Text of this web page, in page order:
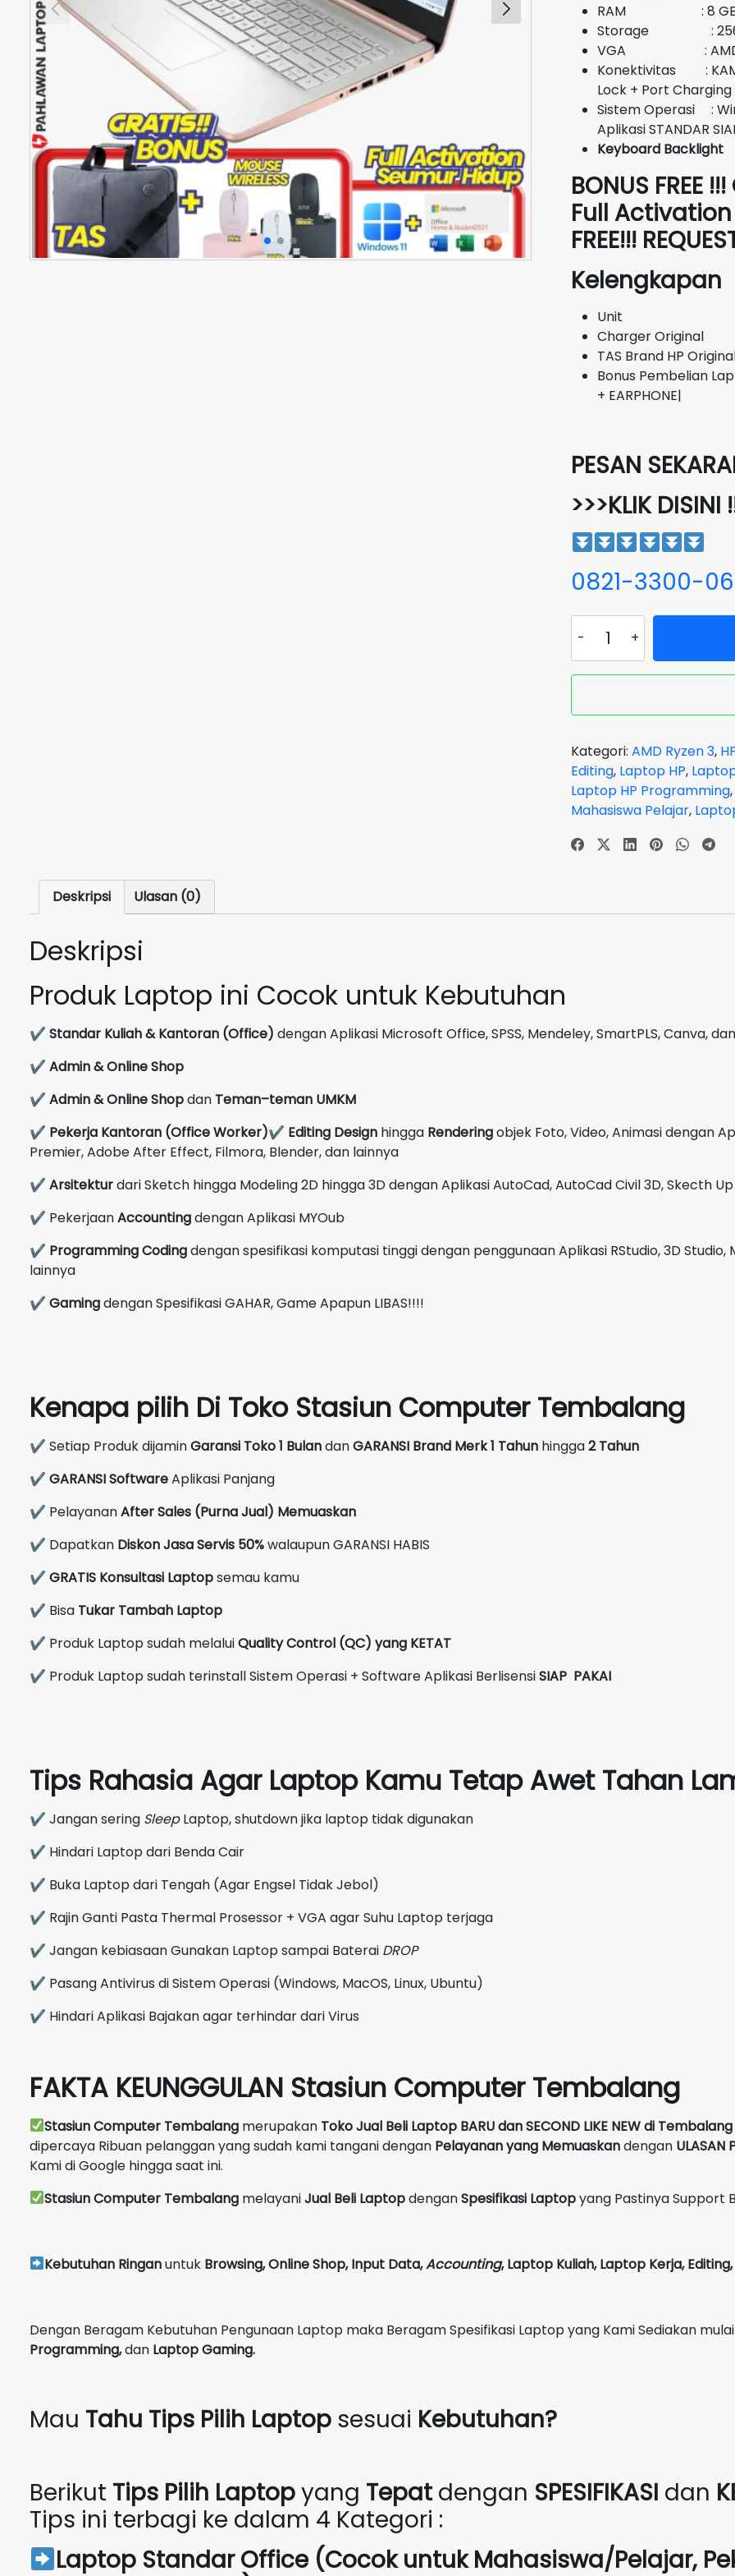
RAM : 8
Storage : 256
VGA : AMD
Konektivitas :
Lock + Port Charging
Sistem Operasi :
Aplikasi STANDAR
Keyboard Backlight
BONUS FREE
Full
FREE!!!
Kelengkapan
Unit
Charger Original
TAS Brand HP
Bonus Pembelian
+ EARPHONE|
PESAN
>>>KLIK DISINI
0821-3300-
Laptop
HP
14S-
3
5300U
RAM
8GB
SSD
256GB
Tahun
Kategori: AMD Ryzen 3,
Editing, Laptop HP,
Laptop HP Programming,
Mahasiswa Pelajar,
Deskripsi Ulasan (0)
Deskripsi
Produk Laptop ini Cocok untuk Kebutuhan
✔ Standar Kuliah & Kantoran (Office) dengan Aplikasi Microsoft Office, SPSS, Mendeley, SmartPLS, Canva,
✔ Admin & Online Shop
✔ Admin & Online Shopdan Teman–teman UMKM
✔ Pekerja Kantoran (Office Worker)✔ Editing Design hingga Renderingobjek Foto, Video, Animasi dengan
Premier, Adobe After Effect, Filmora, Blender, dan lainnya
✔ Arsitekturdari Sketch hingga Modeling 2D hingga 3D dengan Aplikasi AutoCad, AutoCad Civil 3D, Skecth
✔ PekerjaanAccountingdengan Aplikasi MYOub
✔ Programming Codingdengan spesifikasi komputasi tinggi dengan penggunaan Aplikasi RStudio, 3D
lainnya
✔ Gamingdengan Spesifikasi GAHAR, Game Apapun LIBAS!!!!
Kenapa pilih Di Toko Stasiun Computer Tembalang
✔ Setiap Produk dijaminGaransi Toko 1 BulandanGARANSI Brand Merk1 Tahun hingga2 Tahun
✔ GARANSI SoftwareAplikasi Panjang
✔ PelayananAfter Sales (Purna Jual) Memuaskan
✔ Dapatkan Diskon Jasa Servis 50%walaupun GARANSI HABIS
✔ GRATIS Konsultasi Laptopsemau kamu
✔ Bisa Tukar Tambah Laptop
✔ Produk Laptop sudah melaluiQuality Control (QC) yang KETAT
✔ Produk Laptop sudah terinstall Sistem Operasi + Software Aplikasi BerlisensiSIAP PAKAI
Tips Rahasia Agar Laptop Kamu Tetap Awet Tahan
✔ Jangan sering SleepLaptop, shutdown jika laptop tidak digunakan
✔ Hindari Laptop dari Benda Cair
✔ Buka Laptop dari Tengah (Agar Engsel Tidak Jebol)
✔ Rajin Ganti Pasta Thermal Prosessor + VGA agar Suhu Laptop terjaga
✔ Jangan kebiasaan Gunakan Laptop sampai Baterai DROP
✔ Pasang Antivirus di Sistem Operasi (Windows, MacOS, Linux, Ubuntu)
✔ Hindari Aplikasi Bajakan agar terhindar dari Virus
FAKTA KEUNGGULAN Stasiun Computer Tembalang
Stasiun Computer Tembalang merupakan Toko Jual Beli Laptop BARU dan SECOND LIKE NEWdi Tembalang
dipercaya Ribuan pelanggan yang sudah kami tangani dengan Pelayanan yang Memuaskandengan ULASAN
Kami di Google hingga saat ini.
Stasiun Computer Tembalang melayaniJual Beli LaptopdenganSpesifikasi Laptopyang Pastinya Support
Kebutuhan Ringanuntuk Browsing, Online Shop, Input Data,Accounting, Laptop Kuliah, Laptop Kerja,
Dengan Beragam Kebutuhan Pengunaan Laptop maka Beragam Spesifikasi Laptop yang Kami Sediakan
Programming,dan Laptop Gaming.
Mau Tahu Tips Pilih Laptop sesuai Kebutuhan?
Berikut Tips Pilih Laptopyang Tepatdengan SPESIFIKASI dan
Tips ini terbagi ke dalam 4 Kategori :
Laptop Standar Office (Cocok untuk Mahasiswa/Pelajar,